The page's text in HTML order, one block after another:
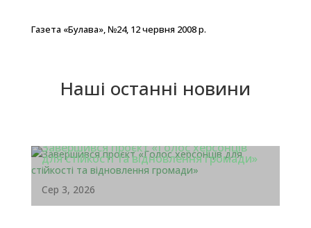
Газета «Булава», №24, 12 червня 2008 р.
Наші останні новини
Завершився проєкт «Голос херсонців
для стійкості та відновлення громади»
Сер 3, 2026